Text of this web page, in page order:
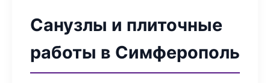
Санузлы и плиточные
работы в Симферополь